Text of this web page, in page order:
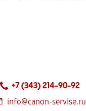
+7 (343) 214-90-92
info@canon-servise.ru